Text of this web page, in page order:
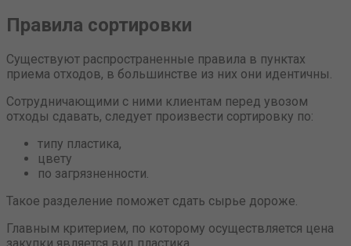
Правила сортировки
Существуют распространенные правила в пунктах
приема отходов, в большинстве из них они идентичны.
Сотрудничающими с ними клиентам перед увозом
отходы сдавать, следует произвести сортировку по:
типу пластика,
цвету
по загрязненности.
Такое разделение поможет сдать сырье дороже.
Главным критерием, по которому осуществляется цена